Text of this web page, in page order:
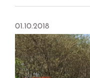
01.10.2018